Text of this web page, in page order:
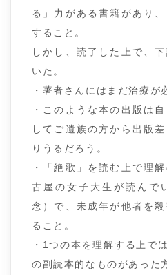
る」力がある書籍があり
すること。
しかし、読了した上で、
いた。
・著者さんにはまだ治療が
・このような本の出版は
してご遺族の方から出版
りうるだろう。
・「絶歌」を読む上で理
古屋の女子大生が読んで
念）で、未成年が他者を
ること。
・1つの本を理解する上で
の副読本的なものがあった